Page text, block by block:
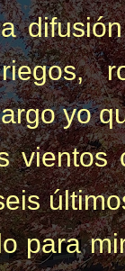
yo
vientos
para